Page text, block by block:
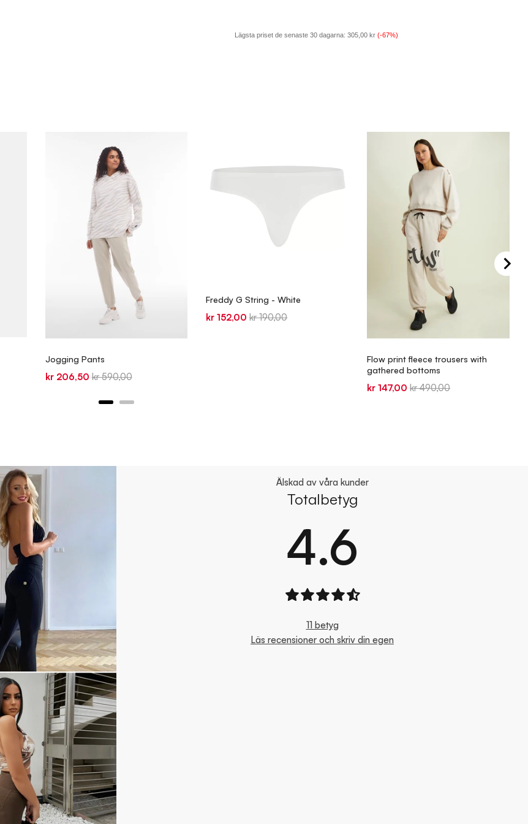
Lägsta priset de senaste 30 dagarna:305,00 kr (-67%)
Jogging Pants
Sale
kr 206,50 Original
kr 590,00
Freddy G String - White
Sale
kr 152,00 Original
kr 190,00
Flow print fleece trousers with
gathered bottoms
Sale
kr 147,00 Original
kr 490,00
Älskad av våra kunder
Totalbetyg
4.6
11 betyg
Läs recensioner och skriv din egen